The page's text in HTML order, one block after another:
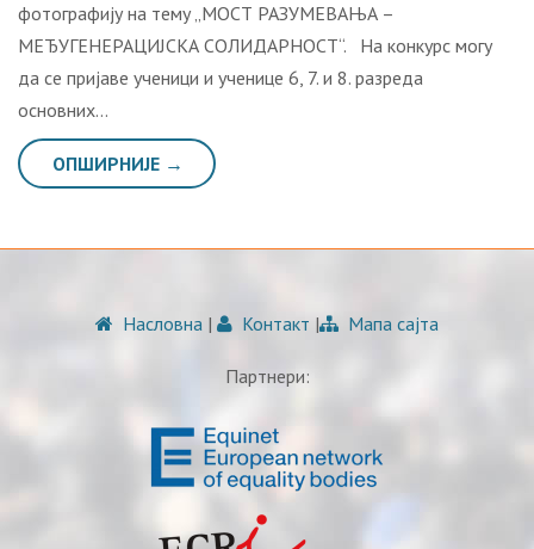
фотографију на тему „МОСТ РАЗУМЕВАЊА –
МЕЂУГЕНЕРАЦИЈСКА СОЛИДАРНОСТ“. На конкурс могу
да се пријаве ученици и ученице 6, 7. и 8. разреда
основних…
ОПШИРНИЈЕ →
Насловна | Контакт | Мапа сајта
Партнери: